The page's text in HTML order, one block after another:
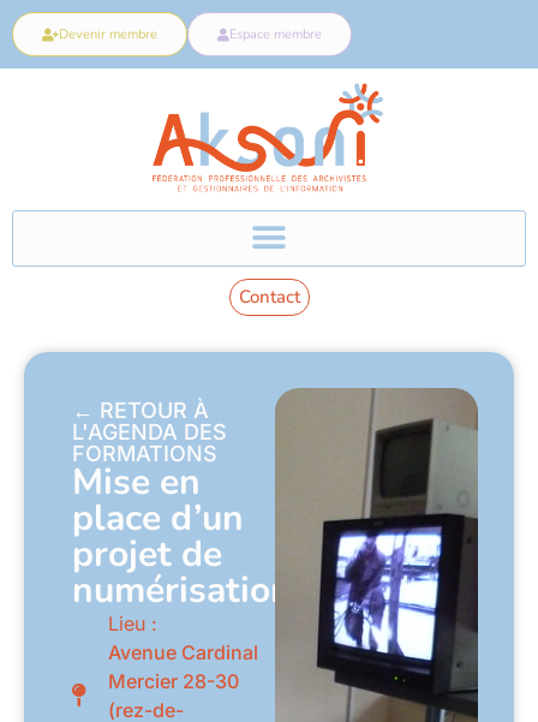
Devenir membre Espace membre
Contact
← RETOUR À
L'AGENDA DES
FORMATIONS
Mise en
place d’un
projet de
numérisation
Lieu :
Avenue Cardinal
Mercier 28-30
(rez-de-